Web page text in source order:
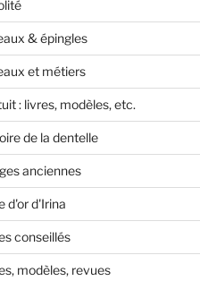
& épingles
et métiers
: livres, modèles, etc.
de la dentelle
anciennes
d'or d'Irina
conseillés
modèles, revues